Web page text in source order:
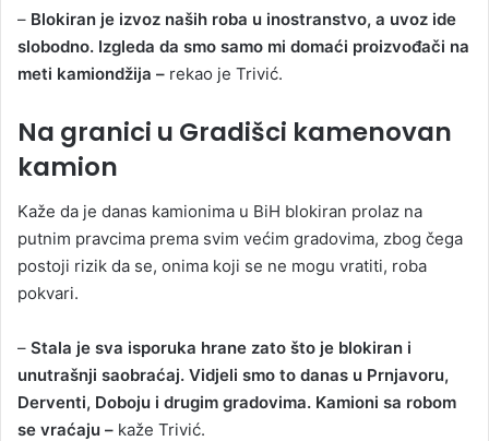
– Blokiran je izvoz naših roba u inostranstvo, a uvoz ide
slobodno. Izgleda da smo samo mi domaći proizvođači na
meti kamiondžija – rekao je Trivić.
Na granici u Gradišci kamenovan
kamion
Kaže da je danas kamionima u BiH blokiran prolaz na
putnim pravcima prema svim većim gradovima, zbog čega
postoji rizik da se, onima koji se ne mogu vratiti, roba
pokvari.
– Stala je sva isporuka hrane zato što je blokiran i
unutrašnji saobraćaj. Vidjeli smo to danas u Prnjavoru,
Derventi, Doboju i drugim gradovima. Kamioni sa robom
se vraćaju – kaže Trivić.